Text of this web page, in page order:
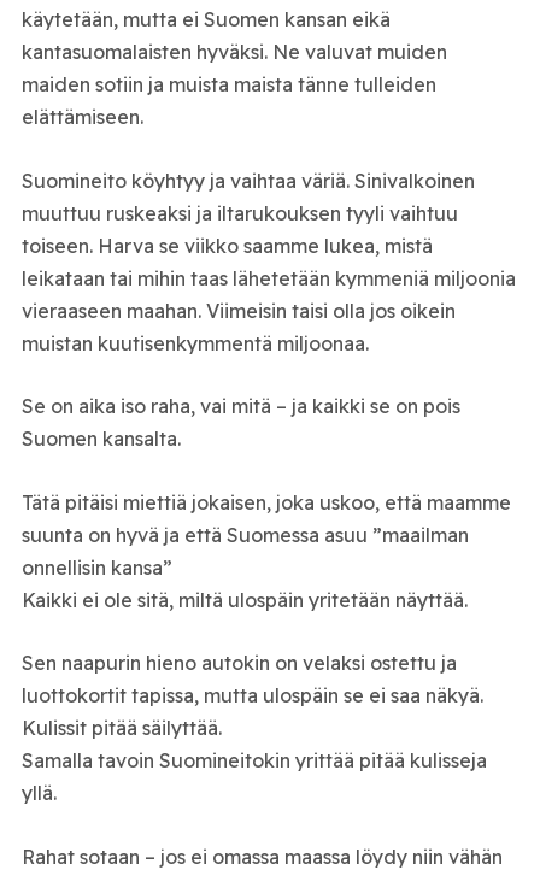
käytetään, mutta ei Suomen kansan eikä
kantasuomalaisten hyväksi. Ne valuvat muiden
maiden sotiin ja muista maista tänne tulleiden
elättämiseen.
Suomineito köyhtyy ja vaihtaa väriä. Sinivalkoinen
muuttuu ruskeaksi ja iltarukouksen tyyli vaihtuu
toiseen. Harva se viikko saamme lukea, mistä
leikataan tai mihin taas lähetetään kymmeniä miljoonia
vieraaseen maahan. Viimeisin taisi olla jos oikein
muistan kuutisenkymmentä miljoonaa.
Se on aika iso raha, vai mitä – ja kaikki se on pois
Suomen kansalta.
Tätä pitäisi miettiä jokaisen, joka uskoo, että maamme
suunta on hyvä ja että Suomessa asuu ”maailman
onnellisin kansa”
Kaikki ei ole sitä, miltä ulospäin yritetään näyttää.
Sen naapurin hieno autokin on velaksi ostettu ja
luottokortit tapissa, mutta ulospäin se ei saa näkyä.
Kulissit pitää säilyttää.
Samalla tavoin Suomineitokin yrittää pitää kulisseja
yllä.
Rahat sotaan – jos ei omassa maassa löydy niin vähän